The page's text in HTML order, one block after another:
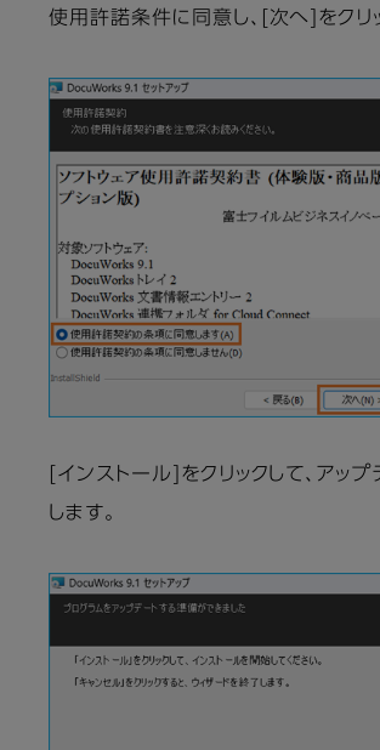
使用許諾条件に同意し、[次へ]をクリ
[インストール]をクリックして、アッ
します。